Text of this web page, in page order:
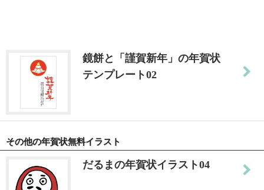
鏡餅と「謹賀新年」の年賀状
テンプレート02
その他の年賀状無料イラスト
だるまの年賀状イラスト04